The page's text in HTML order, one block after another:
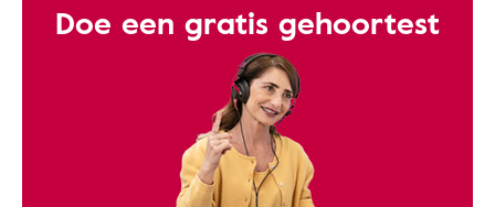
Doe een gratis gehoortest